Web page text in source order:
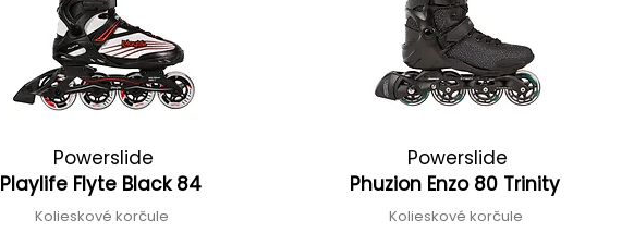
Powerslide
Playlife Flyte Black 84
Kolieskové korčule
Powerslide
Phuzion Enzo 80 Trinity
Kolieskové korčule